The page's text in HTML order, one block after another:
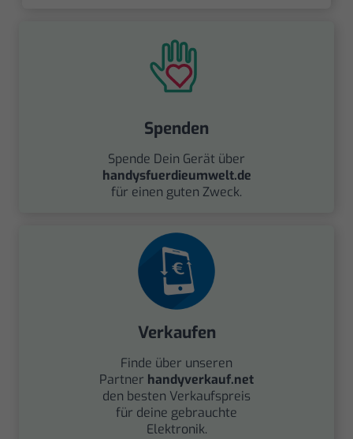
Spenden
Spende Dein Gerät über
handysfuerdieumwelt.de
für einen guten Zweck.
Verkaufen
Finde über unseren
Partner handyverkauf.net
den besten Verkaufspreis
für deine gebrauchte
Elektronik.